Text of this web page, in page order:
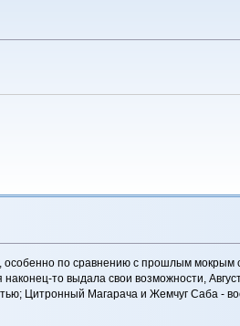
особенно по сравнению с прошлым мокрым
наконец-то выдала свои возможности,
Цитронный Магарача и Жемчуг Саба -